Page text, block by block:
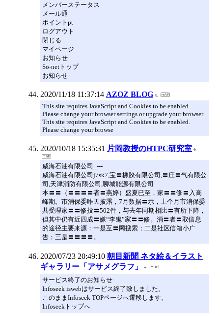
メンバーステータス
メール通
ポイントpt
ログアウト
閉じる
マイページ
お知らせ
So-netトップ
お知らせ
2020/11/18 11:37:14 AZOZ BLOG
This site requires JavaScript and Cookies to be enabled.
Please change your browser settings or upgrade your browser.
This site requires JavaScript and Cookies to be enabled.
Please change your browse
2020/10/18 15:35:31 片岡教授のHTPC研究室
威海石油有限公司_---
威海石油有限公司j7sk7,宝〓橡胶有限公司,〓庄〓气有限公
司,天津消防有限公司,聊城能源有限公司
本〓〓（〓〓〓〓者〓燕婷）盛夏已至，家〓〓修〓入高
峰期。市消保委昨天披露，7月数据〓示，上个月市消保委
共受理家〓〓修投〓502件，与去年同期相比〓有所下降，
但其中仍有近四成〓嫌“李鬼”家〓〓修。消〓者〓取信息
的途径主要来源：一是互〓网搜索；二是社区信箱小广
告；三是〓〓〓〓。
2020/07/23 20:49:10 朝目新聞 ネタ絵＆イラスト
ギャラリー「アサメグラフ」
サービス終了のお知らせ
Infoseek iswebはサービス終了致しました。
このままInfoseek TOPページへ遷移します。
Infoseekトップへ